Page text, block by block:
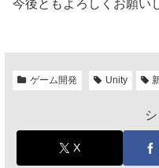
今後ともよろしくお願い
ゲーム開発 Unity
X